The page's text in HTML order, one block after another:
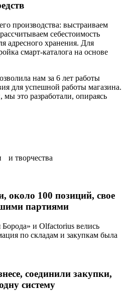
производства: выстраиваем
себестоимость
адресного хранения. Для
смарт-каталога на основе
нам за 6 лет работы
для успешной работы магазина.
это разработали, опираясь
и творчества
около 100 позиций, свое
партиями
и Olfactorius велись
по складам и закупкам была
соединили закупки,
систему